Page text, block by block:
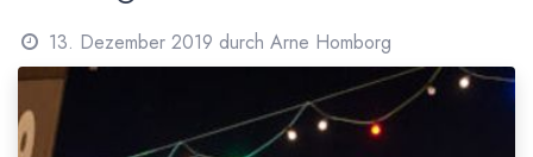
13. Dezember 2019 durch Arne Homborg